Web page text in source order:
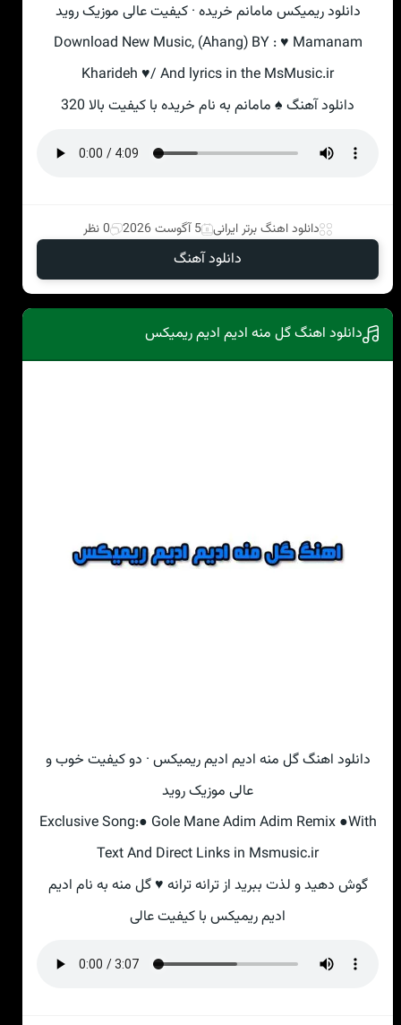
دانلود ریمیکس مامانم خریده · کیفیت عالی موزیک روید
Download New Music, (Ahang) BY : ♥ Mamanam
Kharideh ♥/ And lyrics in the MsMusic.ir
دانلود آهنگ ♠ مامانم به نام خریده با کیفیت بالا 320
دانلود اهنگ برتر ایرانی 5 آگوست 2026 0 نظر
دانلود آهنگ
دانلود اهنگ گل منه ادیم ادیم ریمیکس
دانلود اهنگ گل منه ادیم ادیم ریمیکس · دو کیفیت خوب و
عالی موزیک روید
Exclusive Song:● Gole Mane Adim Adim Remix ●With
Text And Direct Links in Msmusic.ir
گوش دهید و لذت ببرید از ترانه ترانه ♥ گل منه به نام ادیم
ادیم ریمیکس با کیفیت عالی